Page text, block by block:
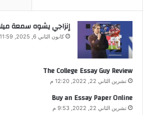
إنزاجي يشوه سمعة
كانون الثاني 6, 2025, 11:59 ص
The College Essay Guy Review
تشرين الثاني 22, 2022, 12:20 م
Buy an Essay Paper Online
تشرين الثاني 22, 2022, 9:53 م